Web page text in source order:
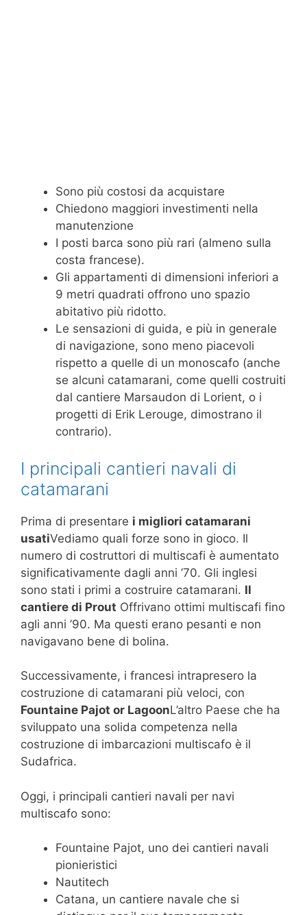
Sono più costosi da acquistare
Chiedono maggiori investimenti nella
manutenzione
I posti barca sono più rari (almeno sulla
costa francese).
Gli appartamenti di dimensioni inferiori a
9 metri quadrati offrono uno spazio
abitativo più ridotto.
Le sensazioni di guida, e più in generale
di navigazione, sono meno piacevoli
rispetto a quelle di un monoscafo (anche
se alcuni catamarani, come quelli costruiti
dal cantiere Marsaudon di Lorient, o i
progetti di Erik Lerouge, dimostrano il
contrario).
I principali cantieri navali di
catamarani
Prima di presentare i migliori catamarani
usatiVediamo quali forze sono in gioco. Il
numero di costruttori di multiscafi è aumentato
significativamente dagli anni ’70. Gli inglesi
sono stati i primi a costruire catamarani. Il
cantiere di Prout Offrivano ottimi multiscafi fino
agli anni ’90. Ma questi erano pesanti e non
navigavano bene di bolina.
Successivamente, i francesi intrapresero la
costruzione di catamarani più veloci, con
Fountaine Pajot or LagoonL’altro Paese che ha
sviluppato una solida competenza nella
costruzione di imbarcazioni multiscafo è il
Sudafrica.
Oggi, i principali cantieri navali per navi
multiscafo sono:
Fountaine Pajot, uno dei cantieri navali
pionieristici
Nautitech
Catana, un cantiere navale che si